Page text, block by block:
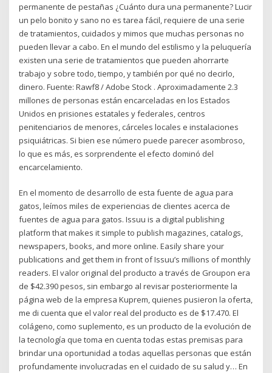
permanente de pestañas ¿Cuánto dura una permanente? Lucir
un pelo bonito y sano no es tarea fácil, requiere de una serie
de tratamientos, cuidados y mimos que muchas personas no
pueden llevar a cabo. En el mundo del estilismo y la peluquería
existen una serie de tratamientos que pueden ahorrarte
trabajo y sobre todo, tiempo, y también por qué no decirlo,
dinero. Fuente: Rawf8 / Adobe Stock . Aproximadamente 2.3
millones de personas están encarceladas en los Estados
Unidos en prisiones estatales y federales, centros
penitenciarios de menores, cárceles locales e instalaciones
psiquiátricas. Si bien ese número puede parecer asombroso,
lo que es más, es sorprendente el efecto dominó del
encarcelamiento.
En el momento de desarrollo de esta fuente de agua para
gatos, leímos miles de experiencias de clientes acerca de
fuentes de agua para gatos. Issuu is a digital publishing
platform that makes it simple to publish magazines, catalogs,
newspapers, books, and more online. Easily share your
publications and get them in front of Issuu’s millions of monthly
readers. El valor original del producto a través de Groupon era
de $42.390 pesos, sin embargo al revisar posteriormente la
página web de la empresa Kuprem, quienes pusieron la oferta,
me di cuenta que el valor real del producto es de $17.470. El
colágeno, como suplemento, es un producto de la evolución de
la tecnología que toma en cuenta todas estas premisas para
brindar una oportunidad a todas aquellas personas que están
profundamente involucradas en el cuidado de su salud y… En